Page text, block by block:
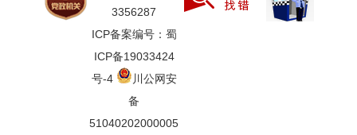
3356287
ICP备案编号：蜀
ICP备19033424
号-4
川公网安
备
51040202000005